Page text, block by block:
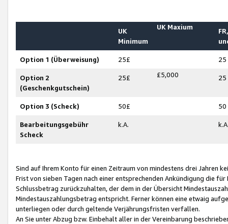
UK
Minimum
UK Maxium
Option 1 (Überweisung) 25£ 25
Option 2
(Geschenkgutschein)
25£ £5,000 25
Option 3 (Scheck) 50£ 50
Bearbeitungsgebühr
Scheck
k.A.
Sind auf Ihrem Konto für einen Zeitraum von mindestens drei Jahren
Frist von sieben Tagen nach einer entsprechenden Ankündigung die
Schlussbetrag zurückzuhalten, der dem in der Übersicht
Mindestauszahlungsbetrag entspricht. Ferner können eine etwaig
unterliegen oder durch geltende Verjährungsfristen verfallen.
An Sie unter Abzug bzw. Einbehalt aller in der Vereinbarung